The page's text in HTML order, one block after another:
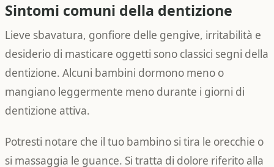
Sintomi comuni della dentizione
Lieve sbavatura, gonfiore delle gengive, irritabilità e
desiderio di masticare oggetti sono classici segni della
dentizione. Alcuni bambini dormono meno o
mangiano leggermente meno durante i giorni di
dentizione attiva.
Potresti notare che il tuo bambino si tira le orecchie o
si massaggia le guance. Si tratta di dolore riferito alla